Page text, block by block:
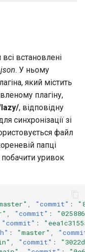
встановлені
json. У ньому
який містить
плагіну,
, відповідну
синхронізації зі
файл
папці
уривок
, "commit" :
, "commit" :
"commit" :
: "master" ,
, "commit" :